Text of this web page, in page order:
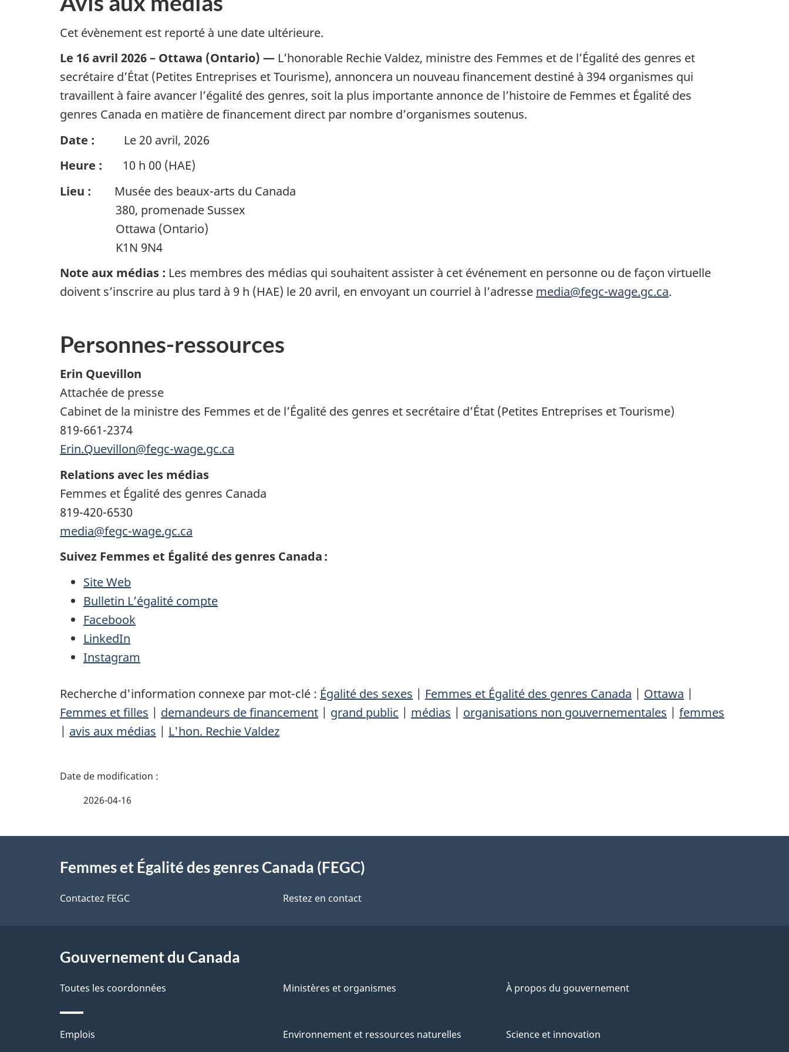
Cet évènement est reporté à une date ultérieure.
Le 16 avril 2026 – Ottawa (Ontario) — L’honorable Rechie Valdez, ministre des Femmes et de l’Égalité des genres et
secrétaire d’État (Petites Entreprises et Tourisme), annoncera un nouveau financement destiné à 394 organismes qui
travaillent à faire avancer l’égalité des genres, soit la plus importante annonce de l’histoire de Femmes et Égalité des
genres Canada en matière de financement direct par nombre d’organismes soutenus.
Date : Le 20 avril, 2026
Heure : 10 h 00 (HAE)
Lieu : Musée des beaux-arts du Canada
380, promenade Sussex
Ottawa (Ontario)
K1N 9N4
Note aux médias : Les membres des médias qui souhaitent assister à cet événement en personne ou de façon virtuelle
doivent s’inscrire au plus tard à 9 h (HAE) le 20 avril, en envoyant un courriel à l’adresse media@fegc-wage.gc.ca.
Personnes-ressources
Erin Quevillon
Attachée de presse
Cabinet de la ministre des Femmes et de l’Égalité des genres et secrétaire d’État (Petites Entreprises et Tourisme)
819-661-2374
Erin.Quevillon@fegc-wage.gc.ca
Relations avec les médias
Femmes et Égalité des genres Canada
819-420-6530
media@fegc-wage.gc.ca
Suivez Femmes et Égalité des genres Canada :
Site Web
Bulletin L’égalité compte
Facebook
LinkedIn
Instagram
Recherche d'information connexe par mot-clé : Égalité des sexes | Femmes et Égalité des genres Canada | Ottawa |
Femmes et filles | demandeurs de financement | grand public | médias | organisations non gouvernementales | femmes
| avis aux médias | L'hon. Rechie Valdez
D
a
l
d
e
l
2026-04-16
proposFemmes et Égalité des genres Canada (FEGC)
Contactez FEGC Restez en contact
Gouvernement du Canada
Toutes les coordonnées Ministères et organismes À propos du gouvernement
Thèmes
Emplois Environnement et ressources naturelles Science et innovation